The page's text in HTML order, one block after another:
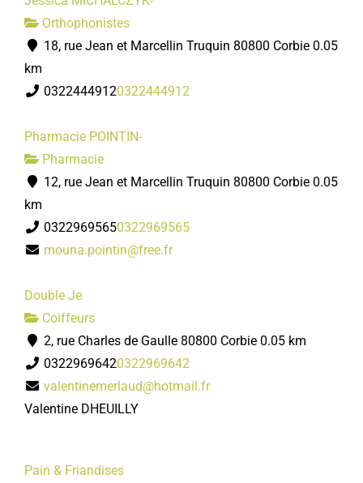
Orthophonistes
18, rue Jean et Marcellin Truquin 80800 Corbie 0.05
km
03224449120322444912
Pharmacie POINTIN-
Pharmacie
12, rue Jean et Marcellin Truquin 80800 Corbie 0.05
km
03229695650322969565
mouna.pointin@free.fr
Double Je
Coiffeurs
2, rue Charles de Gaulle 80800 Corbie 0.05 km
03229696420322969642
valentinemerlaud@hotmail.fr
Valentine DHEUILLY
Pain & Friandises